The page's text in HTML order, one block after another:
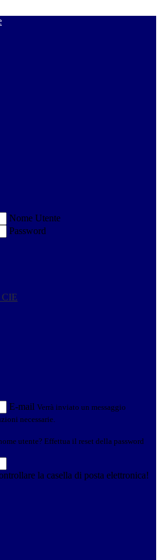
Nome Utente
Password
CIE
E-mail Verrà inviato un messaggio
necessarie.
utente? Effettua il reset della password
la casella di posta elettronica!